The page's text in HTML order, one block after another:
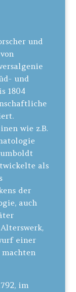
und
und
1804
wie z.B.
als
der
auch
einer
im